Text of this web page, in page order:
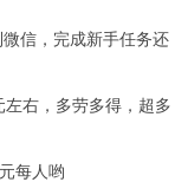
信，完成新手任务还
右，多劳多得，超多
每人哟